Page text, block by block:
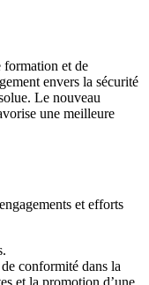
formation et de
envers la sécurité
Le nouveau
une meilleure
et efforts
conformité dans la